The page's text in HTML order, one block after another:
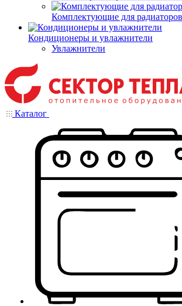
Комплектующие для радиаторов
Кондиционеры и увлажнители
Увлажнители
Каталог